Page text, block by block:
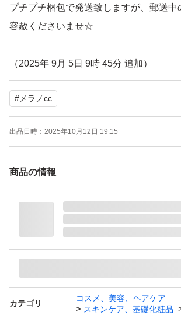
プチプチ梱包で発送致しますが、郵送中
容赦くださいませ☆
（2025年 9月 5日 9時 45分 追加）
購入月は2025.09になります。
#メラノcc
出品日時： 2025年10月12日 19:15
商品の情報
カテゴリ
コスメ、美容、ヘアケア
スキンケア、基礎化粧品